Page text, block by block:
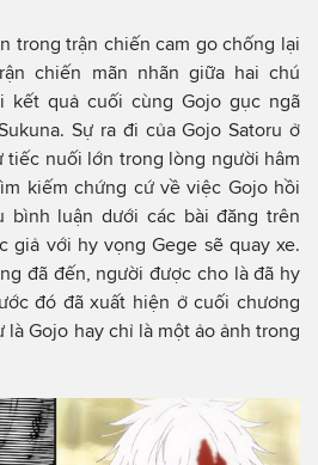
trong trận chiến cam go chống lại
chiến mãn nhãn giữa hai chú
kết quả cuối cùng Gojo gục ngã
Sự ra đi của Gojo Satoru ở
tiếc nuối lớn trong lòng người hâm
kiếm chứng cứ về việc Gojo hồi
bình luận dưới các bài đăng trên
giả với hy vọng Gege sẽ quay xe.
đã đến, người được cho là đã hy
đó đã xuất hiện ở cuối chương
là Gojo hay chỉ là một ảo ảnh trong